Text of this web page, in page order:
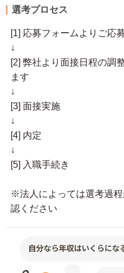
選考プロセス
[1] 応募フォームよりご応
↓
[2] 弊社より面接日程の調
ます
↓
[3] 面接実施
↓
[4] 内定
↓
[5] 入職手続き
※法人によっては選考過
認ください